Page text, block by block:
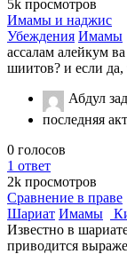
5k просмотров
Имамы и наджис
Убеждения Имамы
ассалам алейкум
шиитов? и если
Абдул
последняя
0 голосов
1 ответ
2k просмотров
Сравнение в праве
Шариат Имамы
Известно в
приводится